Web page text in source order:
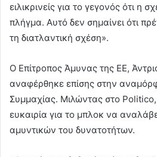
ειλικρινείς για το γεγονός ότι η
πλήγμα. Αυτό δεν σημαίνει ότι
τη διατλαντική σχέση».
Ο Επίτροπος Άμυνας της ΕΕ,
αναφέρθηκε επίσης στην
Συμμαχίας. Μιλώντας στο Politico,
ευκαιρία για το μπλοκ να
αμυντικών του δυνατοτήτων.